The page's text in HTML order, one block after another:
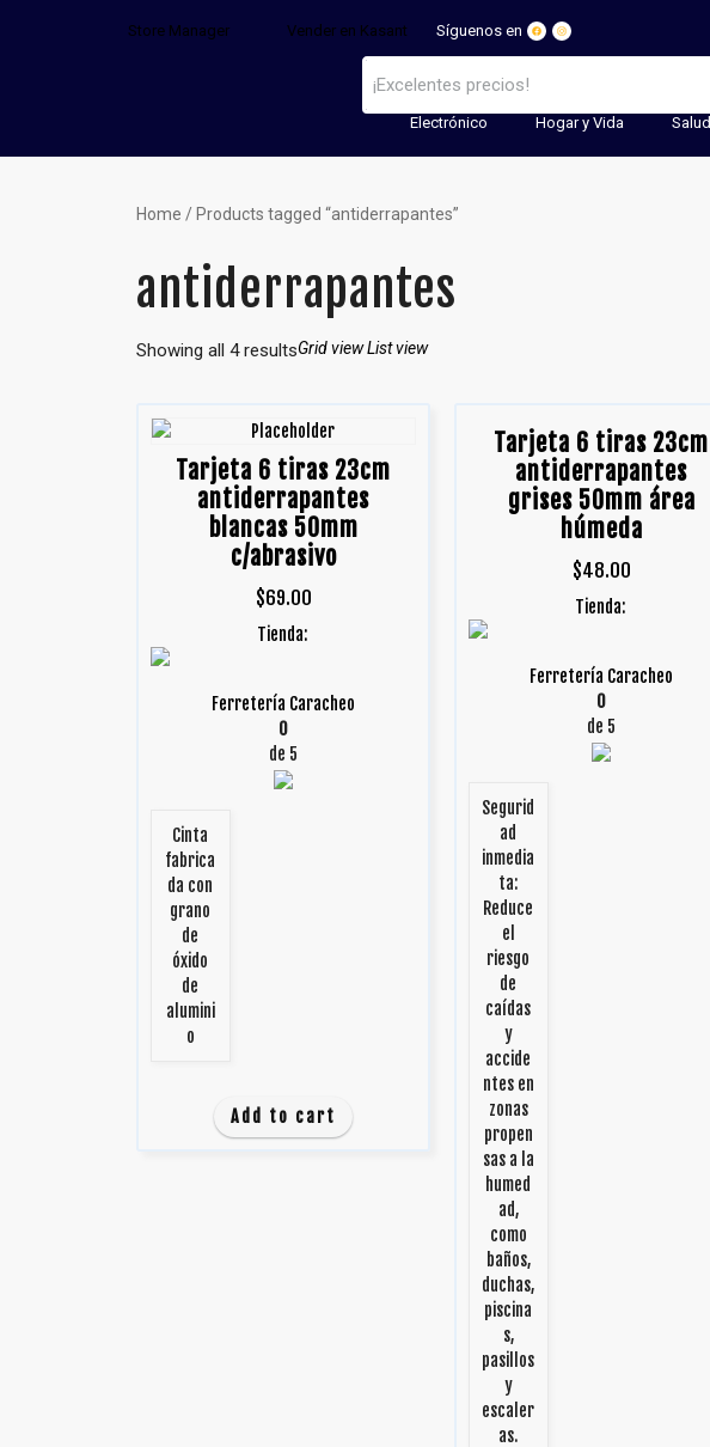
Store Manager Vender en Kasant Síguenos en
Electrónico Hogar y Vida Salud
Home / Products tagged “antiderrapantes”
antiderrapantes
Showing all 4 resultsGrid viewList view
Tarjeta 6 tiras 23cm
antiderrapantes
blancas 50mm
c/abrasivo
$69.00
Tienda:
Ferretería Caracheo
0
de 5
Cinta
fabrica
da con
grano
de
óxido
de
alumini
o
Add to cart
Tarjeta 6 tiras 23cm
antiderrapantes
grises 50mm área
húmeda
$48.00
Tienda:
Ferretería Caracheo
0
de 5
Segurid
ad
inmedia
ta:
Reduce
el
riesgo
de
caídas
y
accide
ntes en
zonas
propen
sas a la
humed
ad,
como
baños,
duchas,
piscina
s,
pasillos
y
escaler
as.